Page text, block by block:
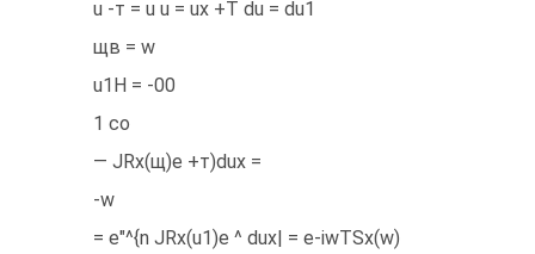
u -т = u u = ux +T du = du1
щв = w
u1H = -00
1 со
— JRx(щ)е +т)dux =
-w
= e"^{n JRx(u1)e ^ dux| = e-iwTSx(w)